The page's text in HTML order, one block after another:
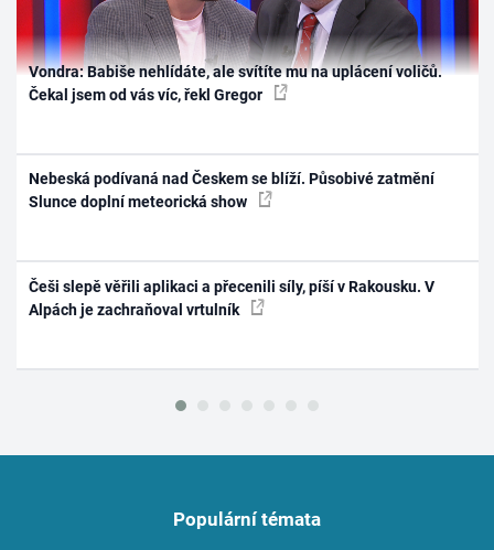
Vondra: Babiše nehlídáte, ale svítíte mu na uplácení voličů.
Čekal jsem od vás víc, řekl Gregor
Nebeská podívaná nad Českem se blíží. Působivé zatmění
Slunce doplní meteorická show
Češi slepě věřili aplikaci a přecenili síly, píší v Rakousku. V
Alpách je zachraňoval vrtulník
Populární témata